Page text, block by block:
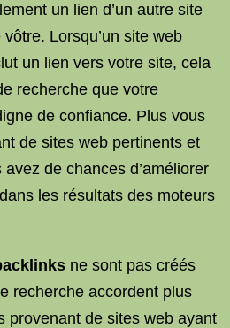
un lien d’un autre site
Lorsqu’un site web
un lien vers votre site, cela
recherche que votre
de confiance. Plus vous
de sites web pertinents et
de chances d’améliorer
les résultats des moteurs
ne sont pas créés
recherche accordent plus
provenant de sites web ayant